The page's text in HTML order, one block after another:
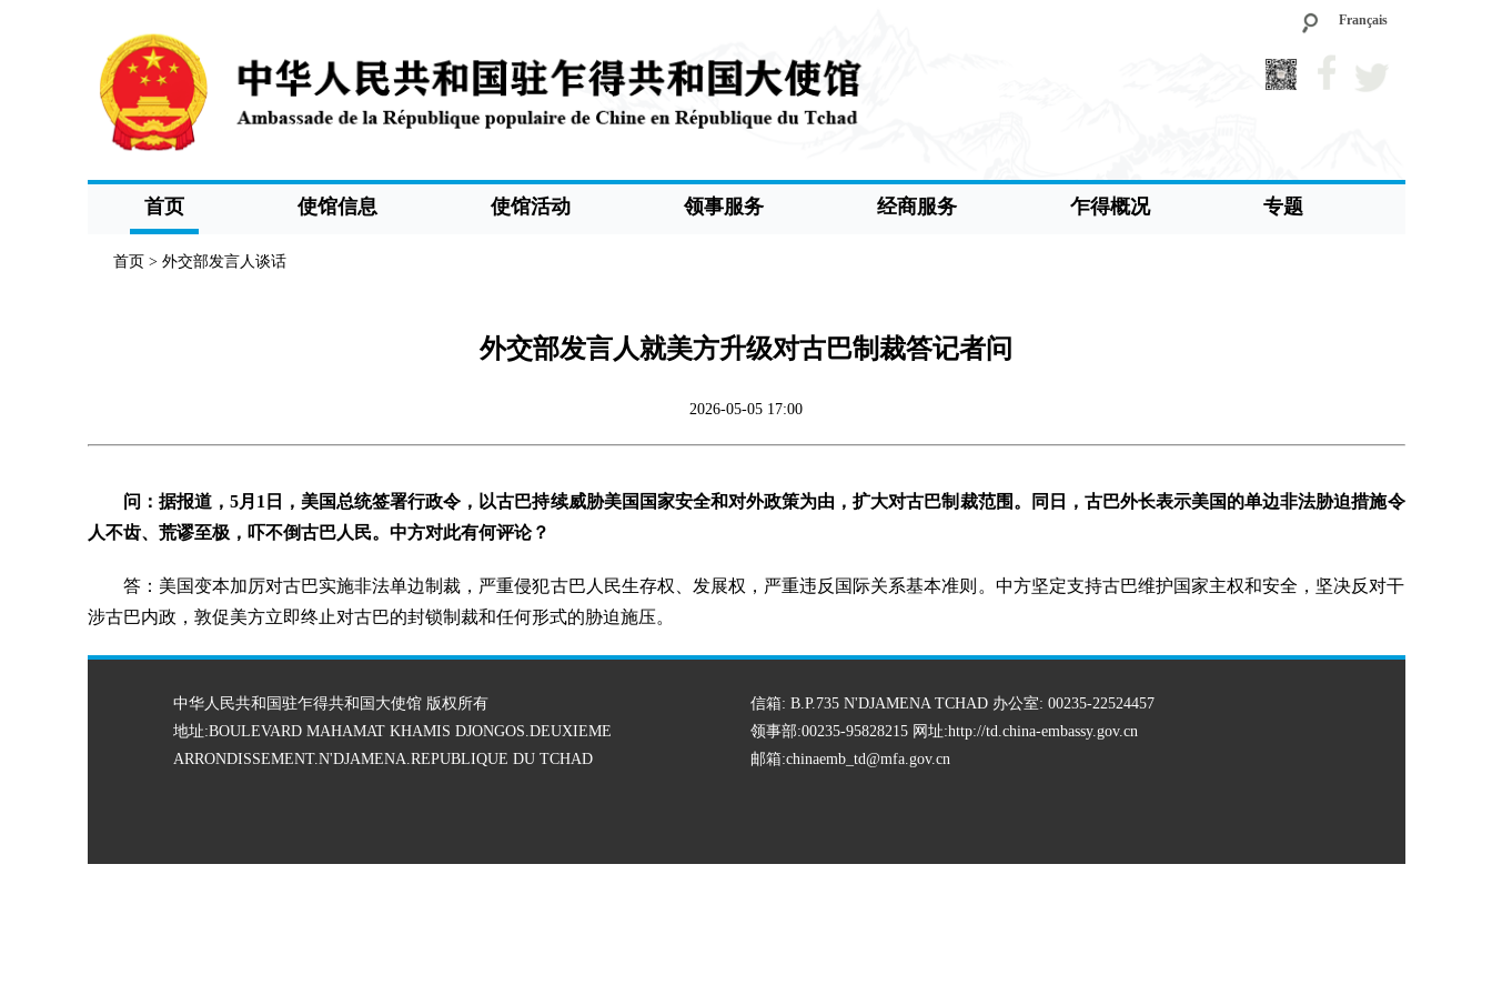
Français
首页 使馆信息 使馆活动 领事服务 经商服务 乍得概况 专题
首页 > 外交部发言人谈话
外交部发言人就美方升级对古巴制裁答记者问
2026-05-05 17:00
问：据报道，5月1日，美国总统签署行政令，以古巴持续威胁美国国家安全和对外政策为由，扩大对古巴制裁范围。同日，古巴外长表示美国的单边非法胁迫措施令
人不齿、荒谬至极，吓不倒古巴人民。中方对此有何评论？
答：美国变本加厉对古巴实施非法单边制裁，严重侵犯古巴人民生存权、发展权，严重违反国际关系基本准则。中方坚定支持古巴维护国家主权和安全，坚决反对干
涉古巴内政，敦促美方立即终止对古巴的封锁制裁和任何形式的胁迫施压。
中华人民共和国驻乍得共和国大使馆 版权所有
地址:BOULEVARD MAHAMAT KHAMIS DJONGOS.DEUXIEME
ARRONDISSEMENT.N'DJAMENA.REPUBLIQUE DU TCHAD
信箱: B.P.735 N'DJAMENA TCHAD 办公室: 00235-22524457
领事部:00235-95828215 网址:http://td.china-embassy.gov.cn
邮箱:chinaemb_td@mfa.gov.cn